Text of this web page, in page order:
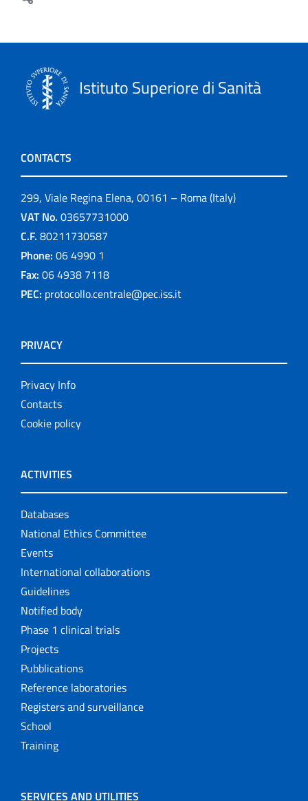
Istituto Superiore di Sanità
CONTACTS
299, Viale Regina Elena, 00161 – Roma (Italy)
VAT No. 03657731000
C.F. 80211730587
Phone: 06 4990 1
Fax: 06 4938 7118
PEC: protocollo.centrale@pec.iss.it
PRIVACY
Privacy Info
Contacts
Cookie policy
ACTIVITIES
Databases
National Ethics Committee
Events
International collaborations
Guidelines
Notified body
Phase 1 clinical trials
Projects
Pubblications
Reference laboratories
Registers and surveillance
School
Training
SERVICES AND UTILITIES